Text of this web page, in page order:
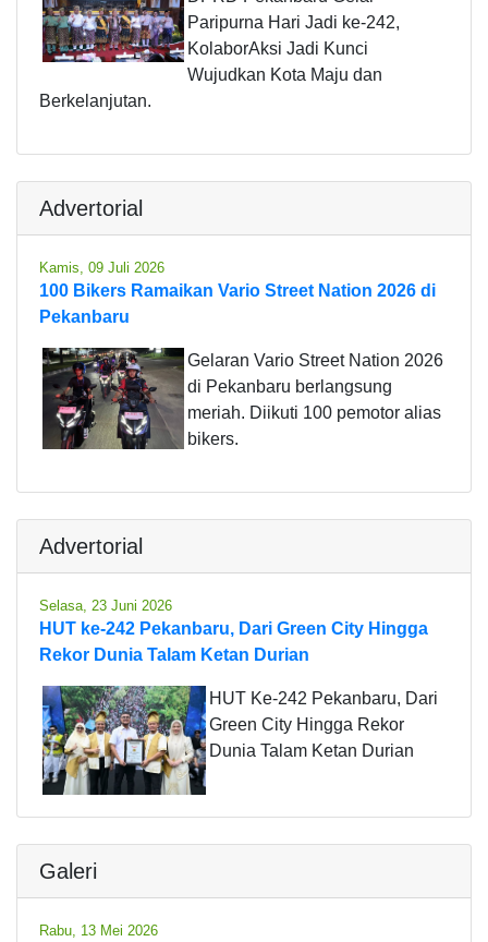
Paripurna Hari Jadi ke-242,
KolaborAksi Jadi Kunci
Wujudkan Kota Maju dan
Berkelanjutan.
Advertorial
Kamis, 09 Juli 2026
100 Bikers Ramaikan Vario Street Nation 2026 di
Pekanbaru
Gelaran Vario Street Nation 2026
di Pekanbaru berlangsung
meriah. Diikuti 100 pemotor alias
bikers.
Advertorial
Selasa, 23 Juni 2026
HUT ke-242 Pekanbaru, Dari Green City Hingga
Rekor Dunia Talam Ketan Durian
HUT Ke-242 Pekanbaru, Dari
Green City Hingga Rekor
Dunia Talam Ketan Durian
Galeri
Rabu, 13 Mei 2026